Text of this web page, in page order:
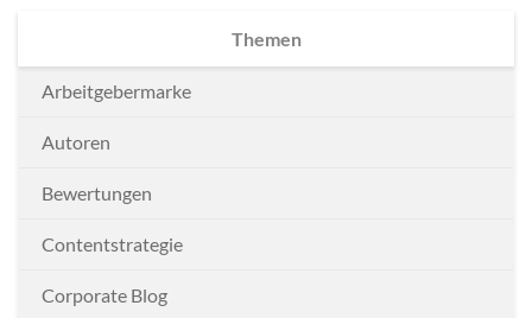
Themen
Arbeitgebermarke
Autoren
Bewertungen
Contentstrategie
Corporate Blog